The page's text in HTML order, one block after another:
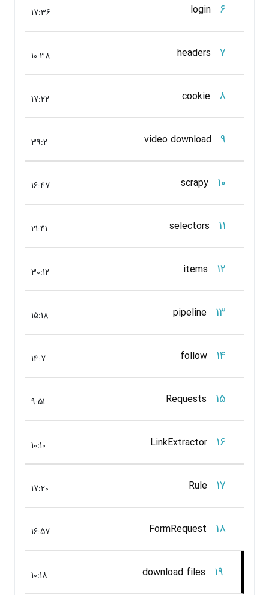
6
login
17:36
7
headers
10:38
8
cookie
17:22
9
video download
39:2
10
scrapy
16:47
11
selectors
21:41
12
items
30:12
13
pipeline
15:18
14
follow
14:7
15
Requests
9:51
16
LinkExtractor
10:10
17
Rule
17:20
18
FormRequest
16:57
19
download files
10:18